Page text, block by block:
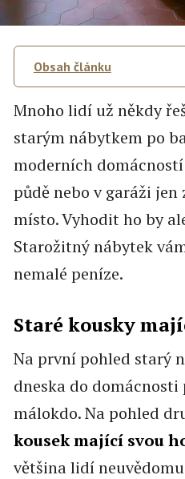
Obsah článku
Mnoho lidí už někdy
starým nábytkem po
moderních
půdě nebo v garáži jen
místo. Vyhodit ho by
Starožitný nábytek
nemalé peníze.
Staré kousky
Na první pohled starý
dneska do
málokdo. Na pohled
kousek mající svou
většina lidí